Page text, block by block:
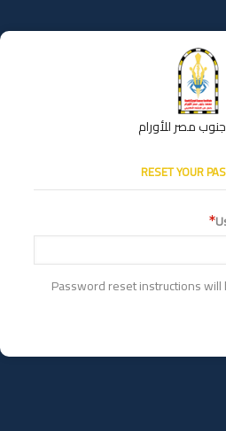
مصر للأورام
RESET YOUR
Password reset instructions